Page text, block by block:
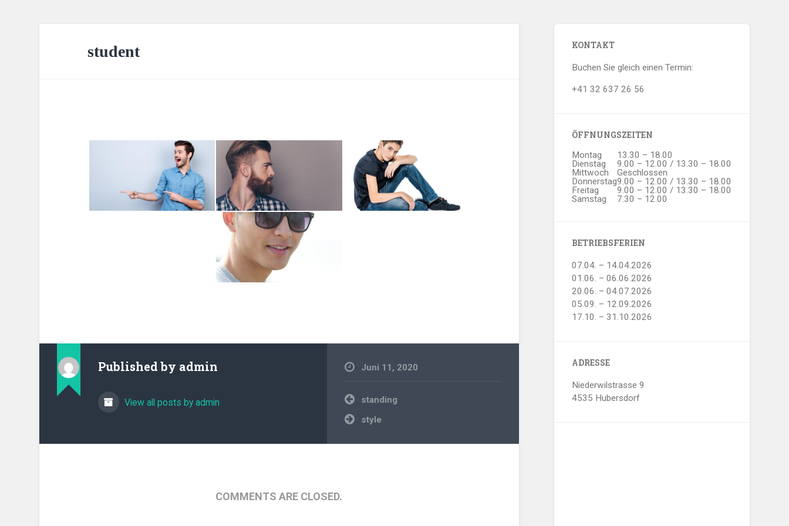
student
Published by admin
View all posts by admin
Juni 11, 2020
Beitragsnavigation
standing
style
COMMENTS ARE CLOSED.
KONTAKT
Buchen Sie gleich einen Termin:
+41 32 637 26 56
ÖFFNUNGSZEITEN
Montag
13.30 – 18.00
Dienstag
9.00 – 12.00 / 13.30 – 18.00
Mittwoch
Geschlossen
Donnerstag9.00 – 12.00 / 13.30 – 18.00
Freitag
9.00 – 12.00 / 13.30 – 18.00
Samstag
7.30 – 12.00
BETRIEBSFERIEN
07.04. – 14.04.2026
01.06. – 06.06.2026
20.06. – 04.07.2026
05.09. – 12.09.2026
17.10. – 31.10.2026
ADRESSE
Niederwilstrasse 9
4535 Hubersdorf